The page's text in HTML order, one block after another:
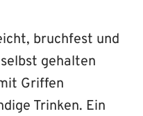
bruchfest und
gehalten
Griffen
Trinken. Ein